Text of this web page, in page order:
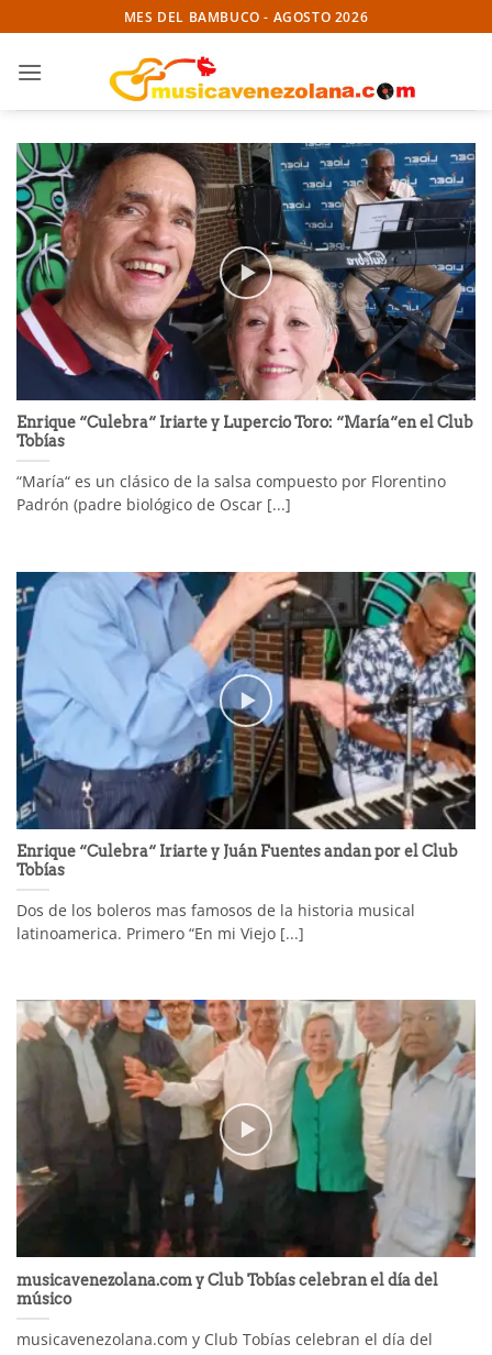
to
content
MES DEL BAMBUCO - AGOSTO 2026
Enrique “Culebra“ Iriarte y Lupercio Toro: “María“en el Club
Tobías
“María“ es un clásico de la salsa compuesto por Florentino
Padrón (padre biológico de Oscar [...]
Enrique “Culebra“ Iriarte y Juán Fuentes andan por el Club
Tobías
Dos de los boleros mas famosos de la historia musical
latinoamerica. Primero “En mi Viejo [...]
musicavenezolana.com y Club Tobías celebran el día del
músico
musicavenezolana.com y Club Tobías celebran el día del